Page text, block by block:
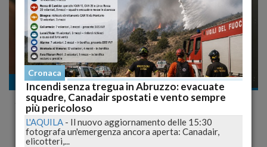
Cronaca
Spaccio di cocaina nella Pescara bene,
arrestato pusher pregiudicato
Cronaca
Incendi senza tregua in Abruzzo: evacuate
squadre, Canadair spostati e vento sempre
più pericoloso
L'AQUILA - Il nuovo aggiornamento delle 15:30
fotografa un'emergenza ancora aperta: Canadair,
elicotteri,...